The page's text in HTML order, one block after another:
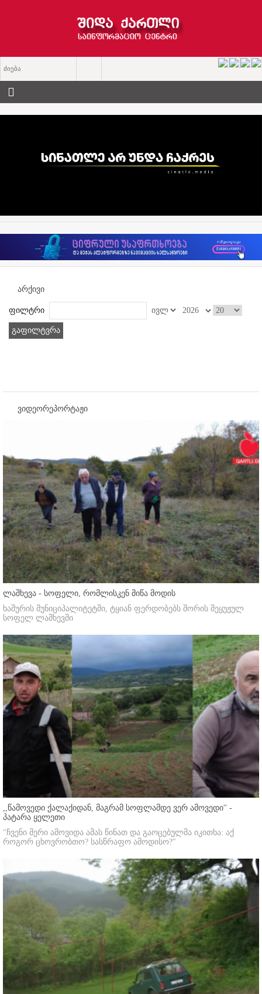
არქივი
ფილტრი
გაფილტვრა
ვიდეორეპორტაჟი
ლაშხევა - სოფელი, რომლისკენ მიწა მოდის
ხაშურის მუნიციპალიტეტში, ტყიან ფერდობებს შორის შეყუჟულ
სოფელ ლაშხევში
,,წამოვედი ქალაქიდან, მაგრამ სოფლამდე ვერ ამოვედი'' -
პატარა ყელეთი
"ჩვენი მერი ამოვიდა ამას წინათ და გაოცებულმა იკითხა: აქ
როგორ ცხოვრობთო? სასწრაფო ამოდისო?"